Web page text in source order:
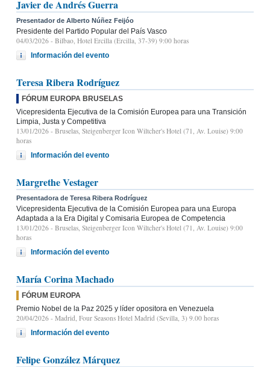
Javier de Andrés Guerra
Presentador de Alberto Núñez Feijóo
Presidente del Partido Popular del País Vasco
04/03/2026 - Bilbao, Hotel Ercilla (Ercilla, 37-39) 9:00 horas
Información del evento
Teresa Ribera Rodríguez
FÓRUM EUROPA BRUSELAS
Vicepresidenta Ejecutiva de la Comisión Europea para una Transición
Limpia, Justa y Competitiva
13/01/2026 - Bruselas, Steigenberger Icon Wiltcher's Hotel (71, Av. Louise) 9:00
horas
Información del evento
Margrethe Vestager
Presentadora de Teresa Ribera Rodríguez
Vicepresidenta Ejecutiva de la Comisión Europea para una Europa
Adaptada a la Era Digital y Comisaria Europea de Competencia
13/01/2026 - Bruselas, Steigenberger Icon Wiltcher's Hotel (71, Av. Louise) 9:00
horas
Información del evento
María Corina Machado
FÓRUM EUROPA
Premio Nobel de la Paz 2025 y líder opositora en Venezuela
20/04/2026 - Madrid, Four Seasons Hotel Madrid (Sevilla, 3) 9.00 horas
Información del evento
Felipe González Márquez